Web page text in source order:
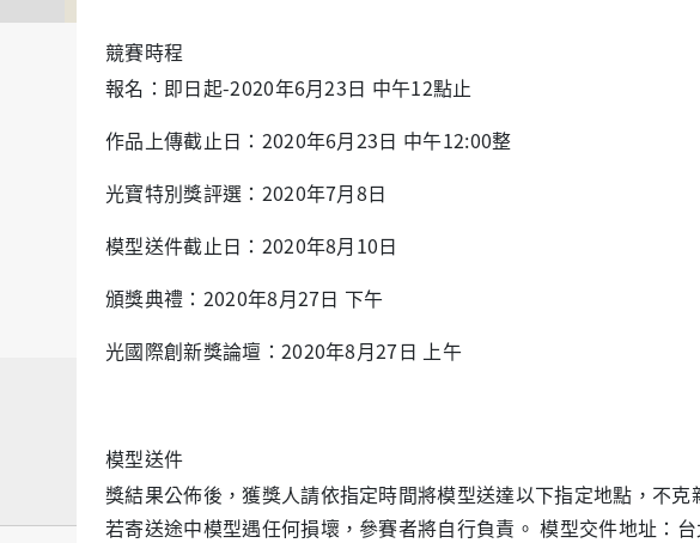
競賽時程
報名：即日起-2020年6月23日 中午12點止
作品上傳截止日：2020年6月23日 中午12:00整
光寶特別獎評選：2020年7月8日
模型送件截止日：2020年8月10日
頒獎典禮：2020年8月27日 下午
光國際創新獎論壇：2020年8月27日 上午
模型送件
獎結果公佈後，獲獎人請依指定時間將模型送達以下指定地點，不
若寄送途中模型遇任何損壞，參賽者將自行負責。 模型交件地址：